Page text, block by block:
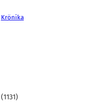
Krönika
(1131)